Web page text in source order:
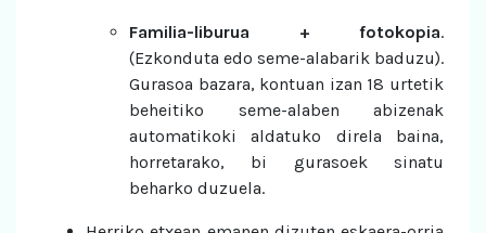
Familia-liburua + fotokopia.
(Ezkonduta edo seme-alabarik baduzu).
Gurasoa bazara, kontuan izan 18 urtetik
beheitiko seme-alaben abizenak
automatikoki aldatuko direla baina,
horretarako, bi gurasoek sinatu
beharko duzuela.